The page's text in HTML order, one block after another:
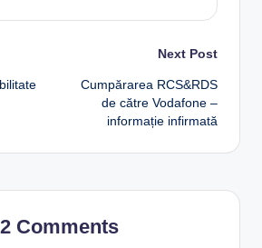
Next Post
Cumpărarea RCS&RDS
de către Vodafone –
informație infirmată
2 Comments